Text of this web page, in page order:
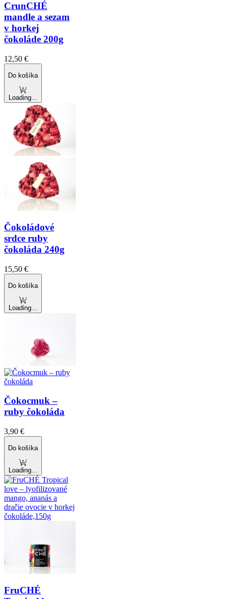
CrunCHÉ
mandle a sezam
v horkej
čokoláde 200g
12,50 €
Do košíka
Loading...
Čokoládové
srdce ruby
čokoláda 240g
15,50 €
Do košíka
Loading...
Čokocmuk –
ruby čokoláda
3,90 €
Do košíka
Loading...
FruCHÉ